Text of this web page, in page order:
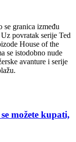
se granica između
povratak serije Ted
House of the
se istodobno nude
avanture i serije
možete kupati,